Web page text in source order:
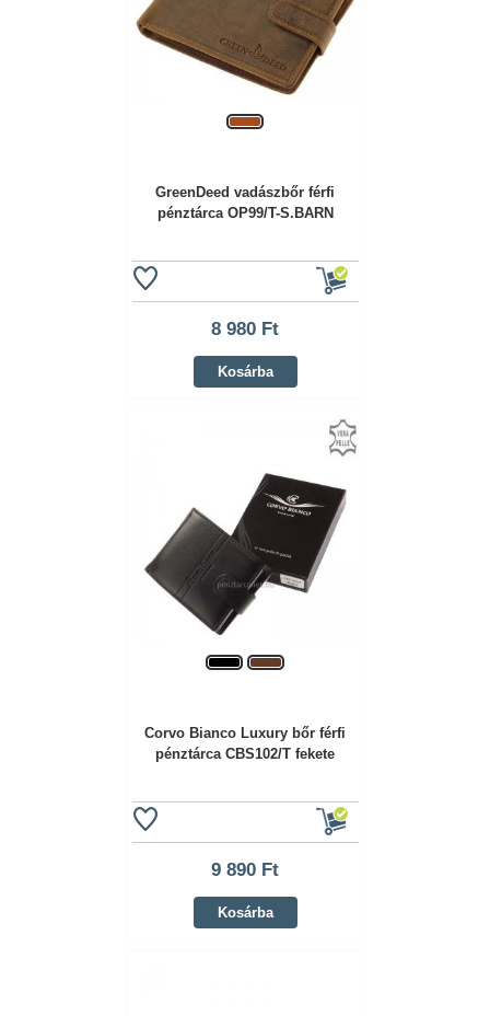
GreenDeed vadászbőr férfi
pénztárca OP99/T-S.BARN
8 980 Ft
Kosárba
Corvo Bianco Luxury bőr férfi
pénztárca CBS102/T fekete
9 890 Ft
Kosárba